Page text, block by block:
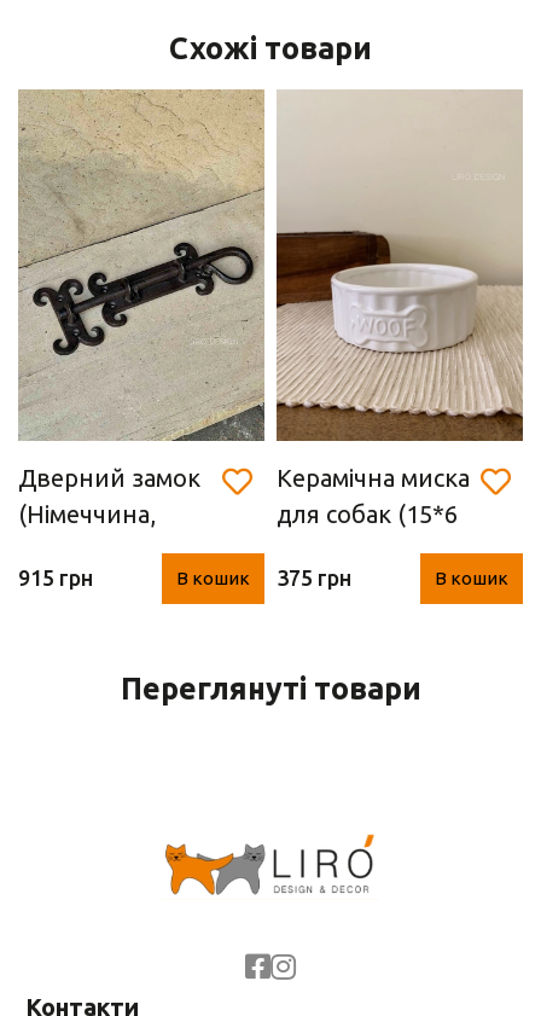
Схожі товари
Дверний замок
(Німеччина,
915 грн В кошик
Керамічна миска
для собак (15*6
375 грн В кошик
Переглянуті товари
Контакти